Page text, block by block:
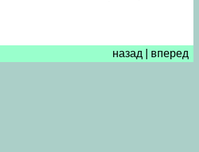
назад вперед